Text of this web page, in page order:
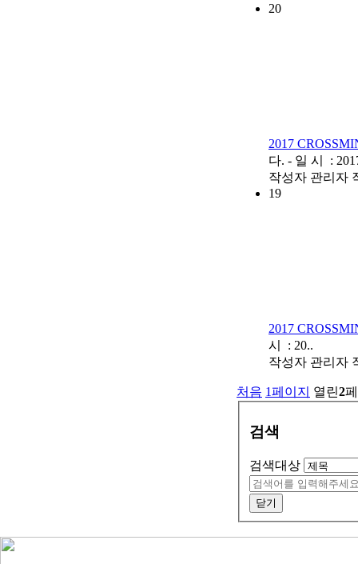
20
2017
다. - 일 시 :
작성자 관리자
19
2017
시 : 20..
작성자 관리자
처음 1페이지 열린2
검색
검색대상
닫기